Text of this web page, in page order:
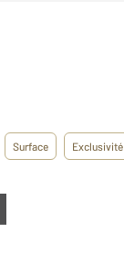
Surface Exclusivité